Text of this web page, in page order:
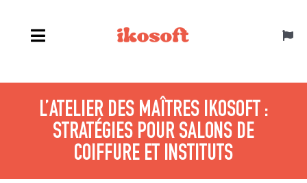
Français
L’ATELIER DES MAÎTRES IKOSOFT :
STRATÉGIES POUR SALONS DE
COIFFURE ET INSTITUTS